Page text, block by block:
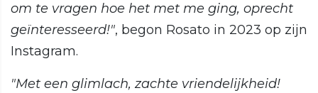
om te vragen hoe het met me ging, oprecht
geïnteresseerd!", begon Rosato in 2023 op zijn
Instagram.
"Met een glimlach, zachte vriendelijkheid!